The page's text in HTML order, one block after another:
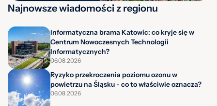
Najnowsze wiadomości z regionu
Informatyczna brama Katowic: co kryje się w
Centrum Nowoczesnych Technologii
Informatycznych?
06.08.2026
Ryzyko przekroczenia poziomu ozonu w
powietrzu na Śląsku - co to właściwie oznacza?
06.08.2026